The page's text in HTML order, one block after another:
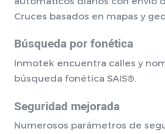
Cruces basados en mapas y
Búsqueda por fonética
Inmotek encuentra calles y
búsqueda fonética SAIS®.
Seguridad mejorada
Numerosos parámetros de